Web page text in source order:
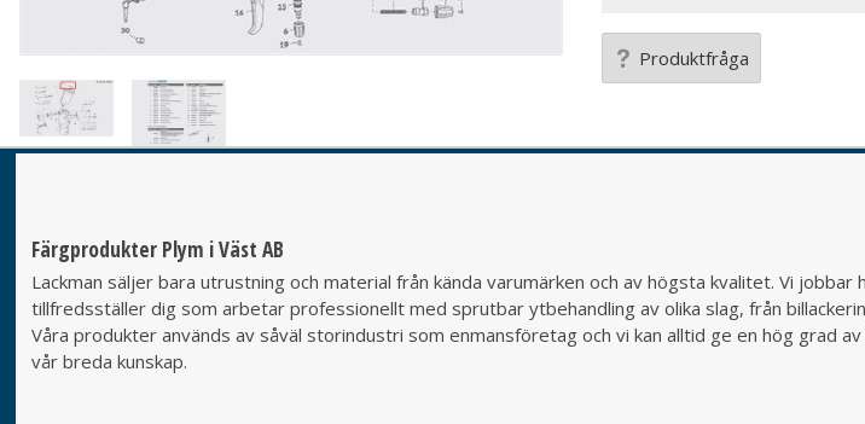
Produktfråga
Färgprodukter Plym i Väst AB
Lackman säljer bara utrustning och material från kända varumärken och av högsta kvalitet. Vi
tillfredsställer dig som arbetar professionellt med sprutbar ytbehandling av olika slag, från
Våra produkter används av såväl storindustri som enmansföretag och vi kan alltid ge en hög grad
vår breda kunskap.